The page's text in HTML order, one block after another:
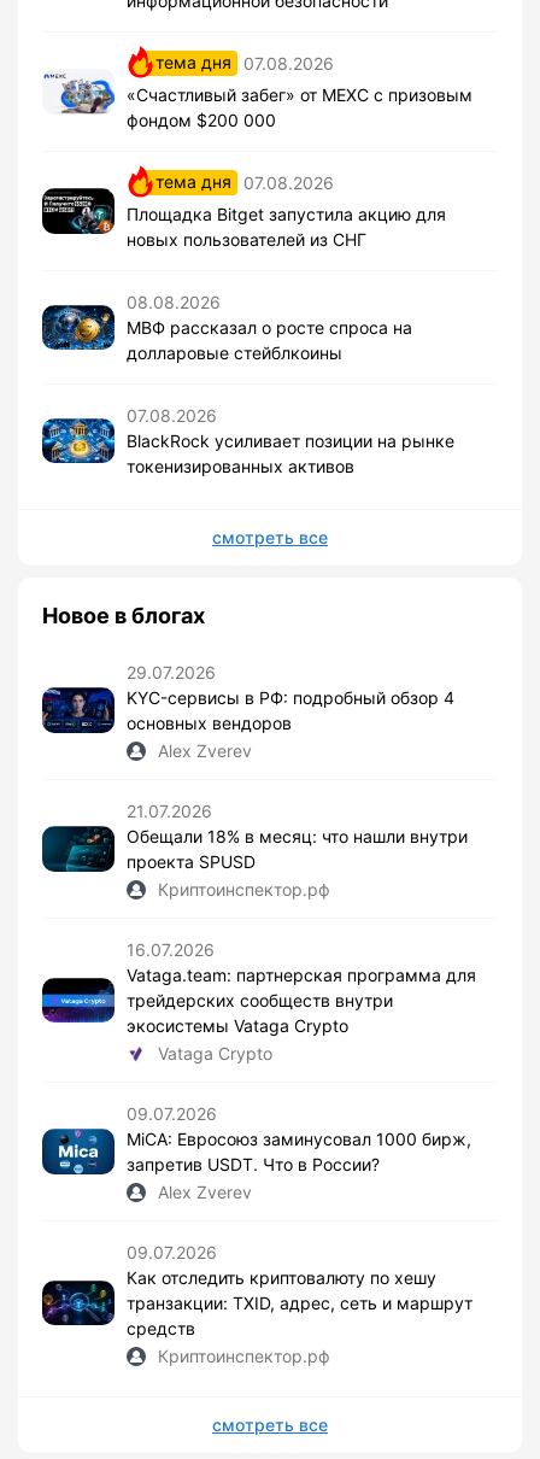
тема дня
07.08.2026
«Счастливый забег» от MEXC с призовым
фондом $200 000
тема дня
07.08.2026
Площадка Bitget запустила акцию для
новых пользователей из СНГ
08.08.2026
МВФ рассказал о росте спроса на
долларовые стейблкоины
07.08.2026
BlackRock усиливает позиции на рынке
токенизированных активов
смотреть все
Новое в блогах
29.07.2026
KYC-сервисы в РФ: подробный обзор 4
основных вендоров
Alex Zverev
21.07.2026
Обещали 18% в месяц: что нашли внутри
проекта SPUSD
Криптоинспектор.рф
16.07.2026
Vataga.team: партнерская программа для
трейдерских сообществ внутри
экосистемы Vataga Crypto
Vataga Crypto
09.07.2026
MiCA: Евросоюз заминусовал 1000 бирж,
запретив USDT. Что в России?
Alex Zverev
09.07.2026
Как отследить криптовалюту по хешу
транзакции: TXID, адрес, сеть и маршрут
средств
Криптоинспектор.рф
смотреть все